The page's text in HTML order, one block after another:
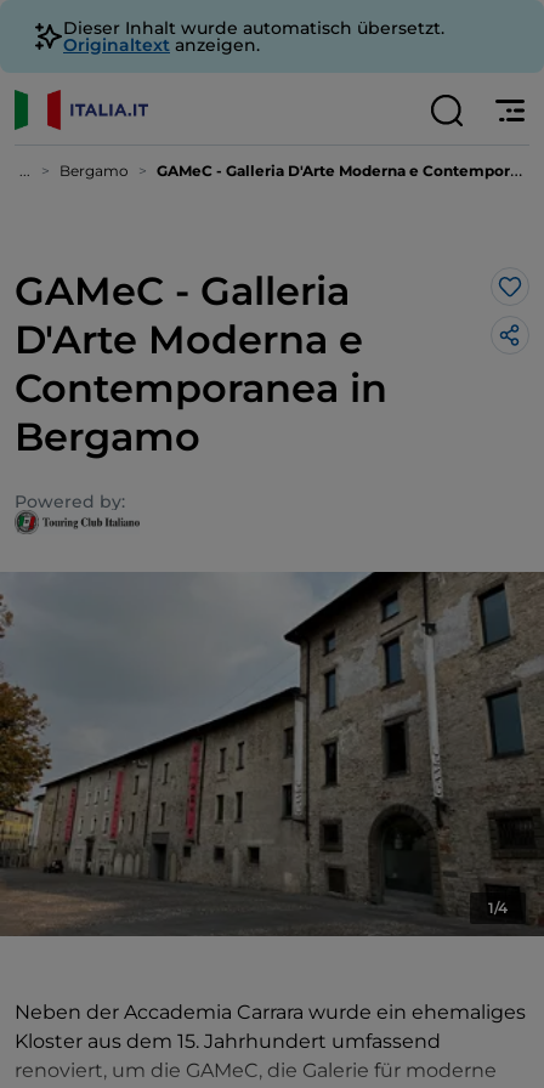
Dieser Inhalt wurde automatisch übersetzt.
Originaltext anzeigen.
... Bergamo GAMeC - Galleria D'Arte Moderna e Contemporanea in Bergamo
GAMeC - Galleria
D'Arte Moderna e
Contemporanea in
Bergamo
Powered by:
1/4
Neben der Accademia Carrara wurde ein ehemaliges
Kloster aus dem 15. Jahrhundert umfassend
renoviert, um die GAMeC, die Galerie für moderne